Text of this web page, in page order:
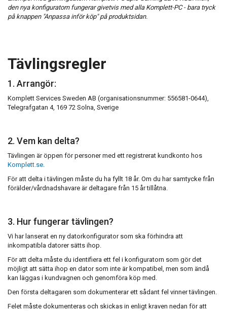
den nya konfiguratorn fungerar givetvis med alla Komplett-PC - bara tryck
på knappen "Anpassa inför köp" på produktsidan.
Tävlingsregler
1. Arrangör:
Komplett Services Sweden AB (organisationsnummer: 556581-0644),
Telegrafgatan 4, 169 72 Solna, Sverige
2. Vem kan delta?
Tävlingen är öppen för personer med ett registrerat kundkonto hos
Komplett.se.
För att delta i tävlingen måste du ha fyllt 18 år. Om du har samtycke från
förälder/vårdnadshavare är deltagare från 15 år tillåtna.
3. Hur fungerar tävlingen?
Vi har lanserat en ny datorkonfigurator som ska förhindra att
inkompatibla datorer sätts ihop.
För att delta måste du identifiera ett fel i konfiguratorn som gör det
möjligt att sätta ihop en dator som inte är kompatibel, men som ändå
kan läggas i kundvagnen och genomföra köp med.
Den första deltagaren som dokumenterar ett sådant fel vinner tävlingen.
Felet måste dokumenteras och skickas in enligt kraven nedan för att